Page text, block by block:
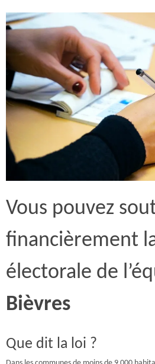
Vous pouvez
financièrement
électorale de
Bièvres
Que dit la loi ?